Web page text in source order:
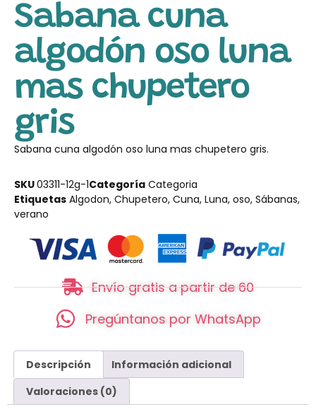
Sabana cuna
algodón oso luna
mas chupetero
gris
Sabana cuna algodón oso luna mas chupetero gris.
SKU03311-12g-1Categoría Categoria
Etiquetas Algodon, Chupetero, Cuna, Luna, oso, Sábanas,
verano
Envío gratis a partir de 60
Pregúntanos por WhatsApp
Descripción
Información adicional
Valoraciones (0)